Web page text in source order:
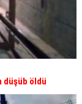
düşüb öldü